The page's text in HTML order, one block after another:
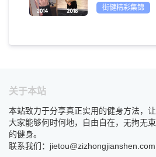
街健精彩集锦
关于本站
本站致力于分享真正实用的健身方法，让
大家能够何时何地，自由自在，无拘无束
的健身。
联系我们：jietou@zizhongjianshen.com